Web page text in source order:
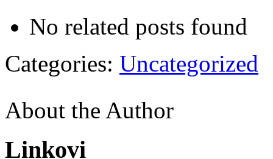
No related posts found
Categories: Uncategorized
About the Author
Linkovi